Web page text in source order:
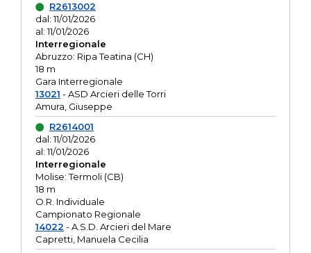
R2613002
dal: 11/01/2026
al: 11/01/2026
Interregionale
Abruzzo: Ripa Teatina (CH)
18 m
Gara Interregionale
13021 - ASD Arcieri delle Torri
Amura, Giuseppe
R2614001
dal: 11/01/2026
al: 11/01/2026
Interregionale
Molise: Termoli (CB)
18 m
O.R. Individuale
Campionato Regionale
14022 - A.S.D. Arcieri del Mare
Capretti, Manuela Cecilia